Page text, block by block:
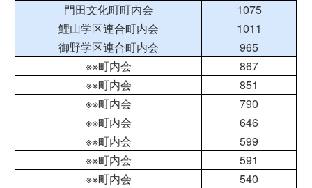
門田文化町町内会
1075
鯉山学区連合町内会
1011
御野学区連合町内会
965
※※町内会
867
※※町内会
851
※※町内会
790
※※町内会
646
※※町内会
599
※※町内会
591
※※町内会
540